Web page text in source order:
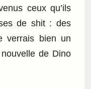
ceux qu’ils
de shit : des
verrais bien un
de Dino